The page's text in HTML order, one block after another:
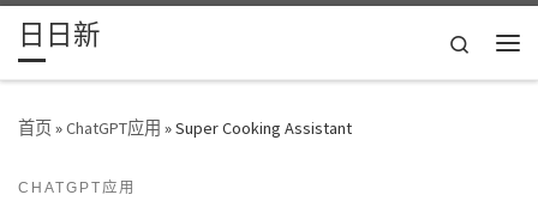
Skip to content
日日新
Search
首页»ChatGPT应用 »Super Cooking Assistant
CHATGPT应用